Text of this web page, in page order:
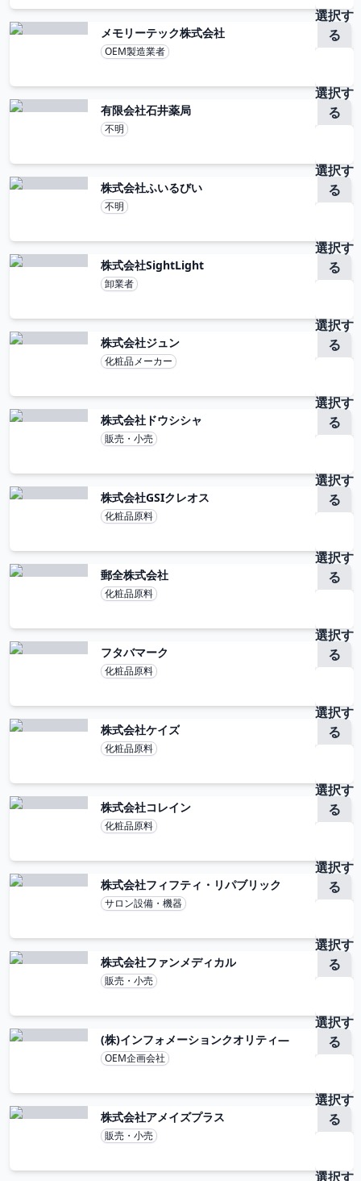
メモリーテック株式会社
OEM製造業者
選択す
る
有限会社石井薬局
不明
選択す
る
株式会社ふいるびい
不明
選択す
る
株式会社SightLight
卸業者
選択す
る
株式会社ジュン
化粧品メーカー
選択す
る
株式会社ドウシシャ
販売・小売
選択す
る
株式会社GSIクレオス
化粧品原料
選択す
る
郵全株式会社
化粧品原料
選択す
る
フタバマーク
化粧品原料
選択す
る
株式会社ケイズ
化粧品原料
選択す
る
株式会社コレイン
化粧品原料
選択す
る
株式会社フィフティ・リパブリック
サロン設備・機器
選択す
る
株式会社ファンメディカル
販売・小売
選択す
る
(株)インフォメーションクオリティ―
OEM企画会社
選択す
る
株式会社アメイズプラス
販売・小売
選択す
る
選択す